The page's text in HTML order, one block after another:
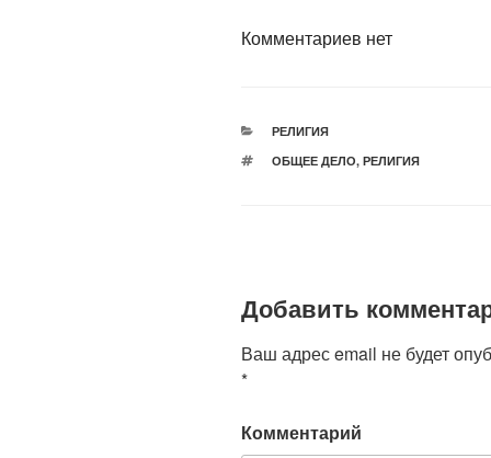
Комментариев нет
РУБРИКИ
РЕЛИГИЯ
МЕТКИ
ОБЩЕЕ ДЕЛО, РЕЛИГИЯ
Добавить
Ваш адрес email не будет
*
Комментарий